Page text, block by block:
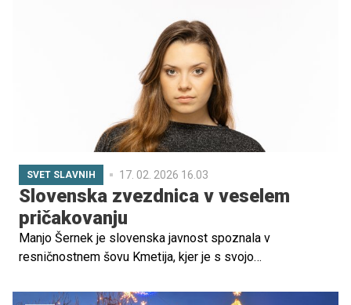
mame res lepo pristaja, saj deluje umirjeno,
samozavestno in srečno v svoji novi življenjski vlogi.
SVET SLAVNIH 17. 02. 2026 16.03
Slovenska zvezdnica v veselem
pričakovanju
Manjo Šernek je slovenska javnost spoznala v
resničnostnem šovu Kmetija, kjer je s svojo
gledalcev. Zdaj pa je na svojem Facebook profilu